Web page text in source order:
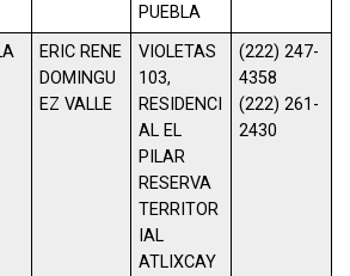
PUEBLA
ERIC RENE
DOMINGU
EZ VALLE
VIOLETAS
103,
RESIDENCI
AL EL
PILAR
RESERVA
TERRITOR
IAL
ATLIXCAY
(222) 247-
4358
(222) 261-
2430